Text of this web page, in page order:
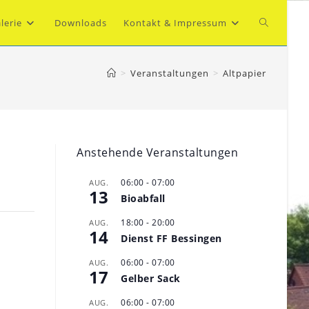
Downloads Kontakt & Impressum Website-
> Veranstaltungen > Altpapier
Anstehende Veranstaltungen
AUG.
13
06:00 - 07:00
Bioabfall
AUG.
14
18:00 - 20:00
Dienst FF Bessingen
AUG.
17
06:00 - 07:00
Gelber Sack
AUG. 06:00 - 07:00